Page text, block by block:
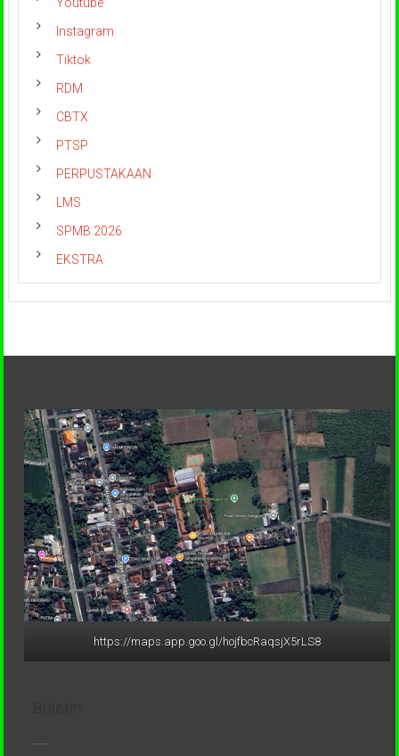
Youtube
Instagram
Tiktok
RDM
CBTX
PTSP
PERPUSTAKAAN
LMS
SPMB 2026
EKSTRA
https://maps.app.goo.gl/hojfbcRaqsjX5rLS8